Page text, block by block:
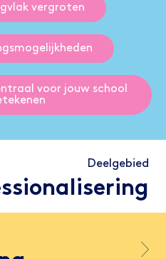
vergroten
voor jouw school
Deelgebied